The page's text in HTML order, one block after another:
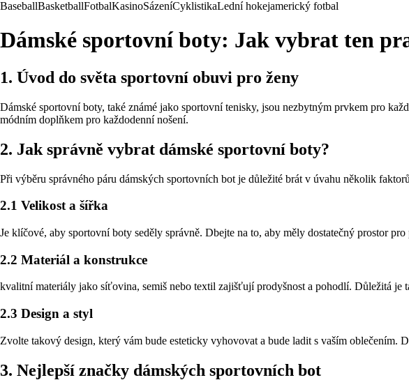
BaseballBasketballFotbalKasinoSázeníCyklistikaLední hokejamerický fotbal
Dámské sportovní boty: Jak vybrat ten
1. Úvod do světa sportovní obuvi pro ženy
Dámské sportovní boty, také známé jako sportovní tenisky, jsou nezbytným prvkem pro
módním doplňkem pro každodenní nošení.
2. Jak správně vybrat dámské sportovní boty?
Při výběru správného páru dámských sportovních bot je důležité brát v úvahu několik
2.1 Velikost a šířka
Je klíčové, aby sportovní boty seděly správně. Dbejte na to, aby měly dostatečný prostor
2.2 Materiál a konstrukce
kvalitní materiály jako síťovina, semiš nebo textil zajišťují prodyšnost a pohodlí. Důležitá je
2.3 Design a styl
Zvolte takový design, který vám bude esteticky vyhovovat a bude ladit s vaším oblečením.
3. Nejlepší značky dámských sportovních bot